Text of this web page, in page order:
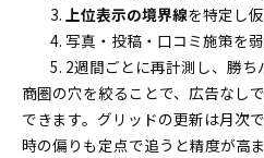
上位表示の境界線を特定し
写真・投稿・口コミ施策を
2週間ごとに再計測し、勝ち
商圏の穴を絞ることで、広告なし
できます。グリッドの更新は月次
時の偏りも定点で追うと精度が高ま